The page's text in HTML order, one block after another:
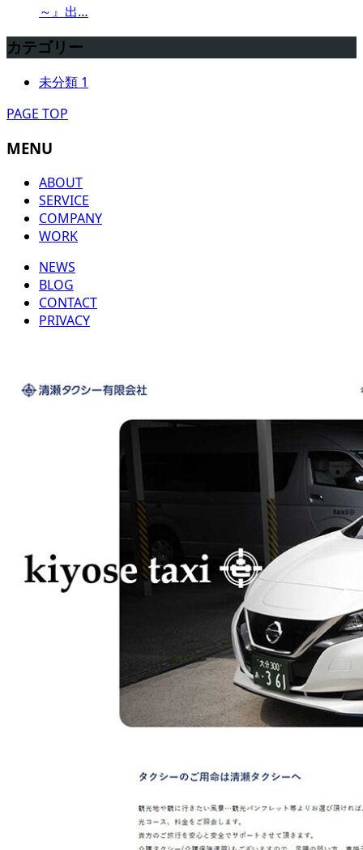
～』出…
カテゴリー
未分類 1
PAGE TOP
MENU
ABOUT
SERVICE
COMPANY
WORK
NEWS
BLOG
CONTACT
PRIVACY